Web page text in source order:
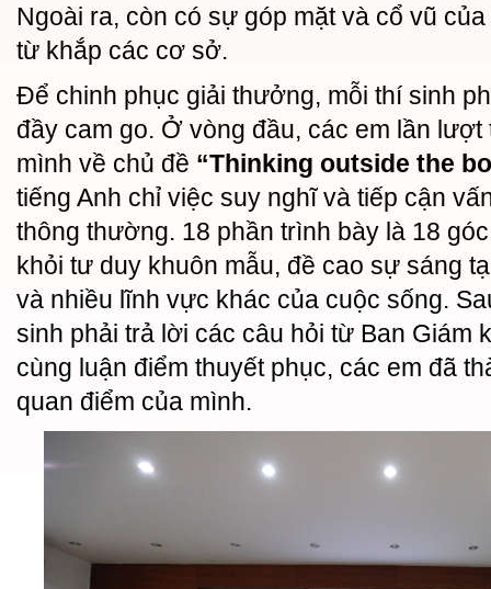
Ngoài ra, còn có sự góp mặt và cổ vũ
từ khắp các cơ sở.
Để chinh phục giải thưởng, mỗi thí sinh
đầy cam go. Ở vòng đầu, các em lần
mình về chủ đề “Thinking outside the
tiếng Anh chỉ việc suy nghĩ và tiếp cận
thông thường. 18 phần trình bày là 18
khỏi tư duy khuôn mẫu, đề cao sự sáng
và nhiều lĩnh vực khác của cuộc sống.
sinh phải trả lời các câu hỏi từ Ban Giám
cùng luận điểm thuyết phục, các em đã
quan điểm của mình.